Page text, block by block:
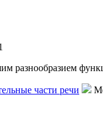
разнообразием
части речи